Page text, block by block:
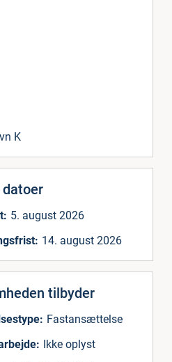
K
5. august 2026
14. august 2026
tilbyder
Fastansættelse
Ikke oplyst